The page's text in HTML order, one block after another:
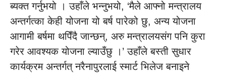
ब्यक्त गर्नुभयो । उहाँले भन्नुभयो, ‘मैले आफ्नो मन्त्रालय
अन्तर्गत्का केही योजना यो बर्ष पारेको छु, अन्य योजना
आगामी बर्षमा थपिँदै जान्छन्, अरु मन्त्रालयसंग पनि कुरा
गरेर आवश्यक योजना ल्याउँछु ।’ उहाँले बस्ती सुधार
कार्यक्रम अन्तर्गत् नरैनापुरलाई स्मार्ट भिलेज बनाइने